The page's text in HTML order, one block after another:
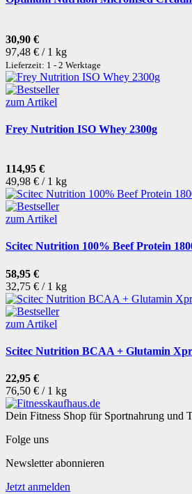
30,90 €
97,48 € / 1 kg
Lieferzeit: 1 - 2 Werktage
zum Artikel
Frey Nutrition ISO Whey 2300g
114,95 €
49,98 € / 1 kg
zum Artikel
Scitec Nutrition 100% Beef Protein
58,95 €
32,75 € / 1 kg
zum Artikel
Scitec Nutrition BCAA + Glutamin
22,95 €
76,50 € / 1 kg
Dein Fitness Shop für Sportnahrung und
Folge uns
Newsletter abonnieren
Jetzt anmelden